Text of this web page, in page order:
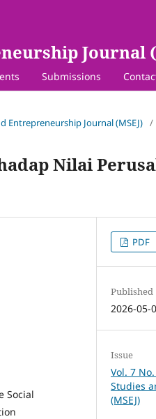
Journal
Submissions
Entrepreneurship Journal (MSEJ) /
Nilai
Social
PDF
Published
2026-05-
Issue
Vol. 7
Studies
(MSEJ)